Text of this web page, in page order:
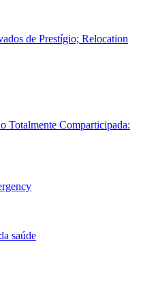
de Prestígio; Relocation
Totalmente Comparticipada:
saúde